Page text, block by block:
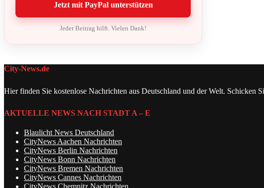
Jetzt mit PayPal unterstützen
Jeder Beitrag hilft. Vielen Dank!
City-News.de
Hier finden Sie kostenlose Nachrichten aus Deutschland und der Welt. Schicken
AKTUELLE NEWS NACH STADT A – E
Blaulicht News Deutschland
CityNews Aachen Nachrichten
CityNews Berlin Nachrichten
CityNews Bonn Nachrichten
CityNews Bremen Nachrichten
CityNews Cannes Nachrichten